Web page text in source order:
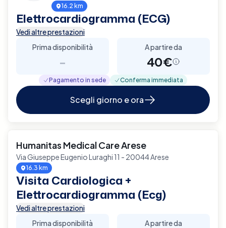
16.2 km
Elettrocardiogramma (ECG)
Vedi altre prestazioni
Prima disponibilità
-
A partire da
40€
Pagamento in sede Conferma immediata
Scegli giorno e ora
Humanitas Medical Care Arese
Via Giuseppe Eugenio Luraghi 11 - 20044 Arese
16.3 km
Visita Cardiologica +
Elettrocardiogramma (Ecg)
Vedi altre prestazioni
Prima disponibilità
A partire da